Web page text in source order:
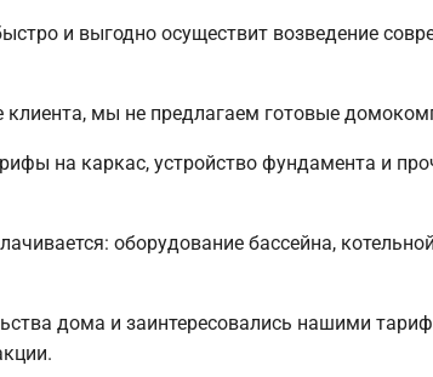
и выгодно осуществит возведение
мы не предлагаем готовые
на каркас, устройство фундамента и
оборудование бассейна,
дома и заинтересовались нашими